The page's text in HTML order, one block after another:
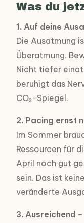
Was du
1. Auf deine
Die Ausatmung
Überatmung.
Nicht tiefer
beruhigt das
CO₂-Spiegel.
2. Pacing ernst
Im Sommer
Ressourcen für
April noch gut
sein. Das ist
veränderte
3. Ausreichend